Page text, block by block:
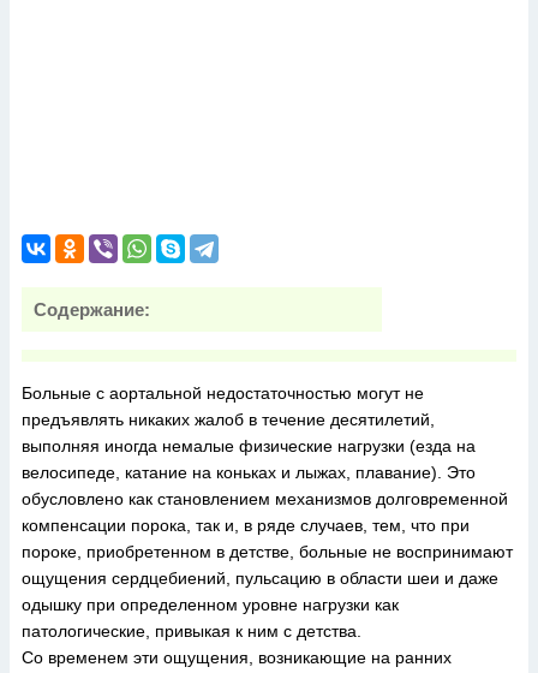
Содержание:
Больные с аортальной недостаточностью могут не
предъявлять никаких жалоб в течение десятилетий,
выполняя иногда немалые физические нагрузки (езда на
велосипеде, катание на коньках и лыжах, плавание). Это
обусловлено как становлением механизмов долговременной
компенсации порока, так и, в ряде случаев, тем, что при
пороке, приобретенном в детстве, больные не воспринимают
ощущения сердцебиений, пульсацию в области шеи и даже
одышку при определенном уровне нагрузки как
патологические, привыкая к ним с детства.
Со временем эти ощущения, возникающие на ранних